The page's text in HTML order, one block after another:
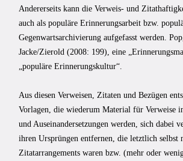
Andererseits kann die Verweis- und
auch als populäre Erinnerungsarbeit bzw.
Gegenwartsarchivierung aufgefasst werden.
Jacke/Zierold (2008: 199), eine
„populäre Erinnerungskultur“.
Aus diesen Verweisen, Zitaten und Bezügen
Vorlagen, die wiederum Material für Verweise
und Auseinandersetzungen werden, sich dabei
ihren Ursprüngen entfernen, die letztlich selbst
Zitatarrangements waren bzw. (mehr oder